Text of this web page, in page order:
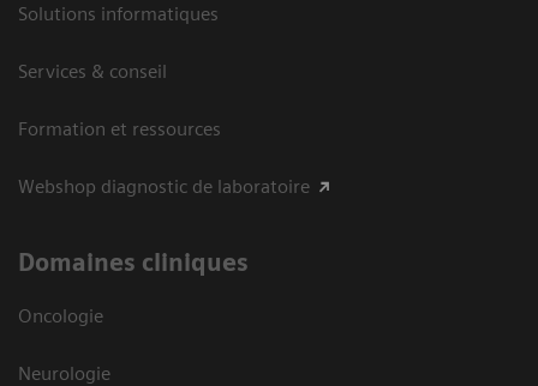
Solutions informatiques
Services & conseil
Formation et ressources
Webshop diagnostic de laboratoire
Domaines cliniques
Oncologie
Neurologie